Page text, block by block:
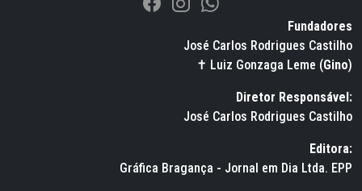
Fundadores
José Carlos Rodrigues Castilho
✝ Luiz Gonzaga Leme (Gino)
Diretor Responsável:
José Carlos Rodrigues Castilho
Editora:
Gráfica Bragança - Jornal em Dia Ltda. EPP